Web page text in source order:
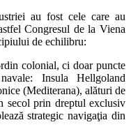
au fost cele care au
Congresul de la Viena
de echilibru:
colonial, ci doar puncte
Insula Hellgoland
(Mediterana), alături de
secol prin dreptul exclusiv
strategic navigaţia din